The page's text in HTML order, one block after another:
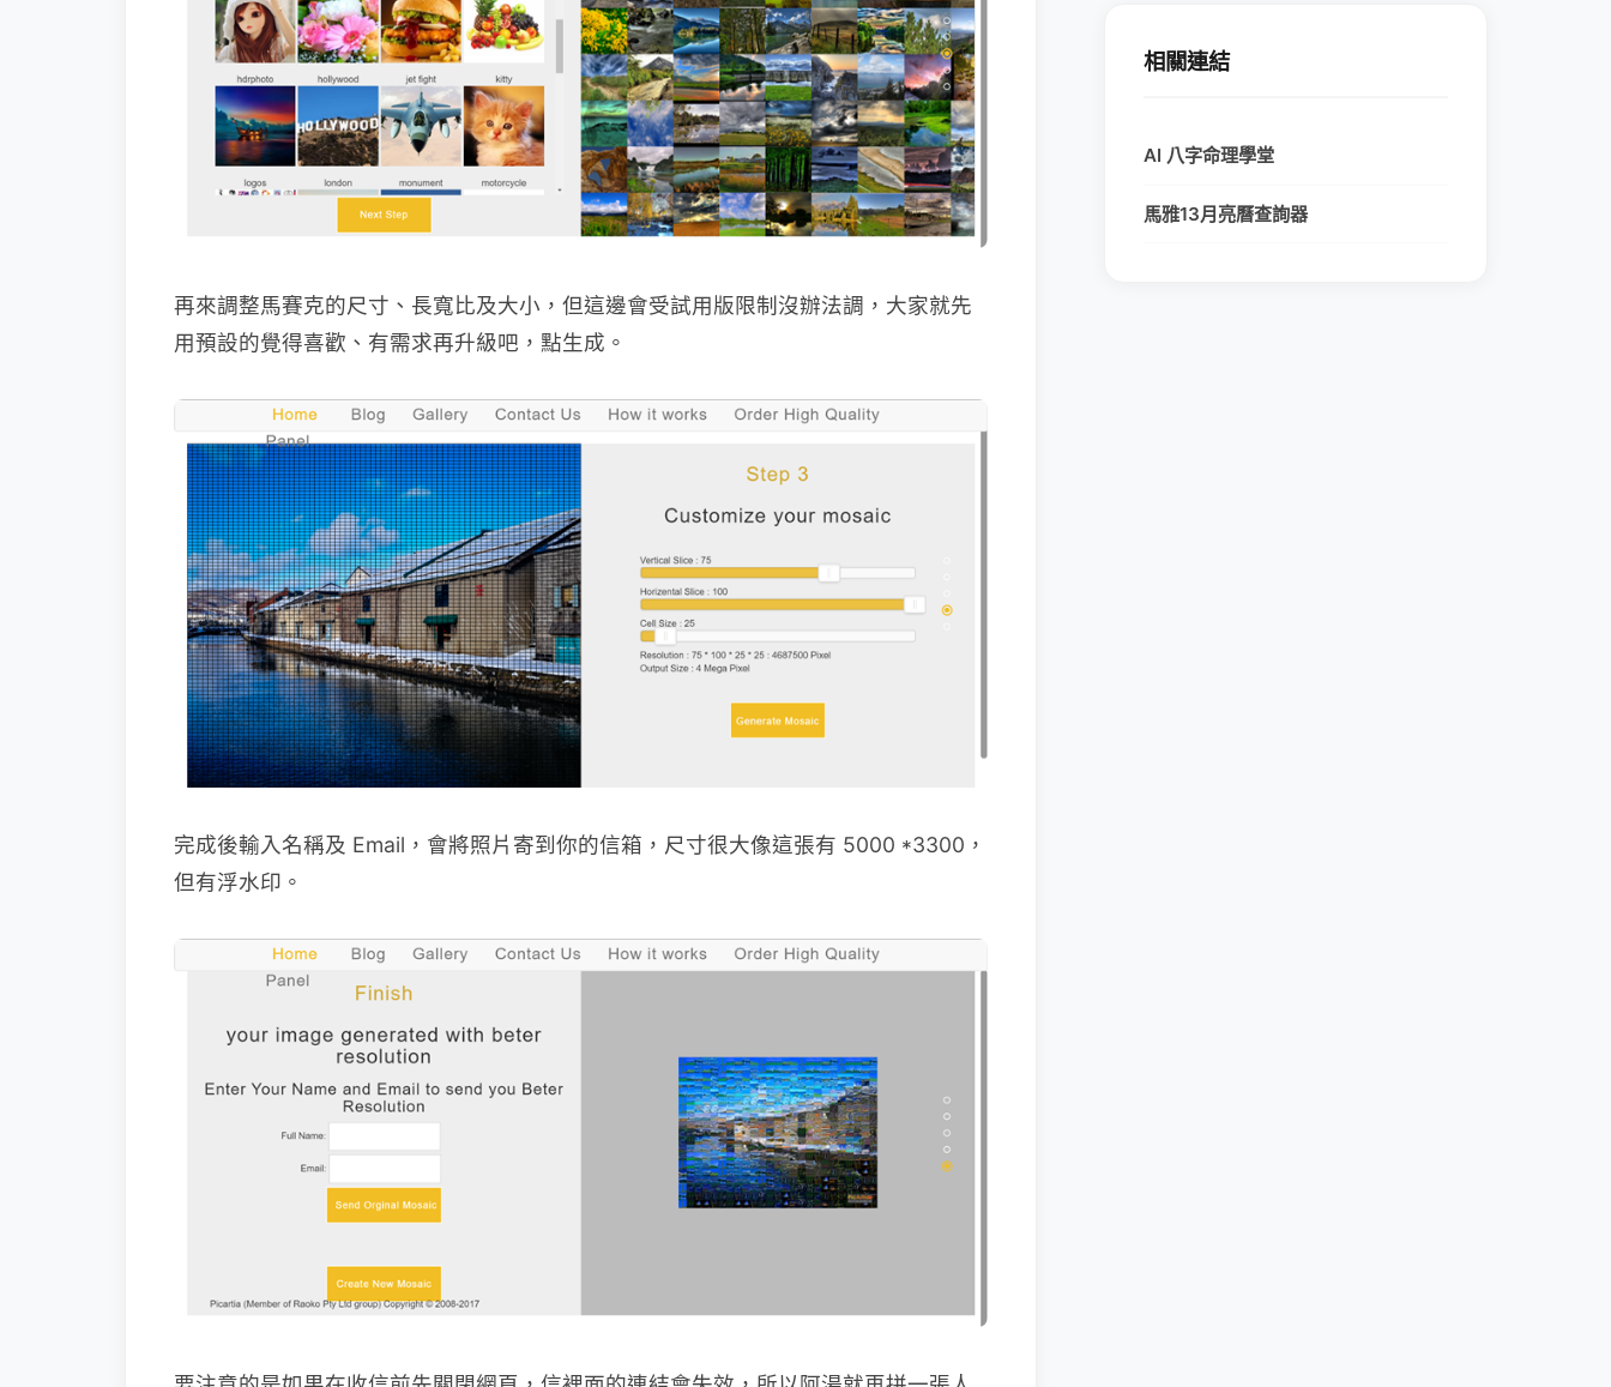
再來調整馬賽克的尺寸、長寬比及大小，但這邊會受試用版限制沒辦法調，大家就先
用預設的覺得喜歡、有需求再升級吧，點生成。
完成後輸入名稱及 Email，會將照片寄到你的信箱，尺寸很大像這張有 5000 *3300，
但有浮水印。
相關連結
AI 八字命理學堂
馬雅13月亮曆查詢器